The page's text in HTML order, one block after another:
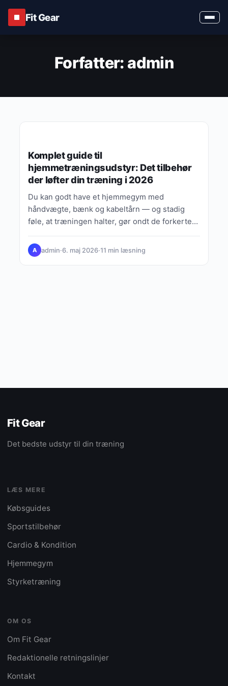
Fit Gear
Forfatter: admin
Komplet guide til
hjemmetræningsudstyr: Det tilbehør
der løfter din træning i 2026
Du kan godt have et hjemmegym med
håndvægte, bænk og kabeltårn — og stadig
føle, at træningen halter, gør ondt de forkerte
A admin·6. maj 2026·11 min læsning
Fit Gear
Det bedste udstyr til din træning
LÆS MERE
Købsguides
Sportstilbehør
Cardio & Kondition
Hjemmegym
Styrketræning
OM OS
Om Fit Gear
Redaktionelle retningslinjer
Kontakt